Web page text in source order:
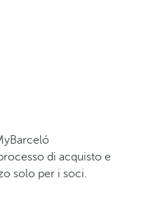
di acquisto e
solo per i soci.